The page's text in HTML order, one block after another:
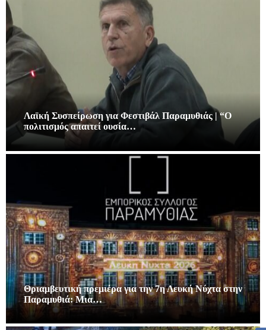
Λαϊκή Συσπείρωση για Φεστιβάλ Παραμυθιάς | “Ο
πολιτισμός απαιτεί ουσία…
Θριαμβευτική πρεμιέρα για την 7η Λευκή Νύχτα στην
Παραμυθιά: Μια…